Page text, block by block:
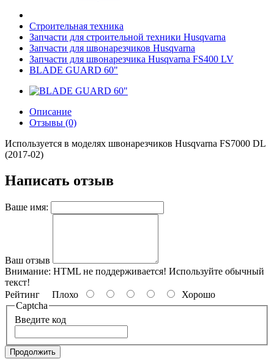
Строительная техника
Запчасти для строительной техники Husqvarna
Запчасти для швонарезчиков Husqvarna
Запчасти для швонарезчика Husqvarna FS400 LV
BLADE GUARD 60"
Описание
Отзывы (0)
Используется в моделях швонарезчиков Husqvarna FS7000 DL
(2017-02)
Написать отзыв
Ваше имя:
Ваш отзыв
Внимание: HTML не поддерживается! Используйте обычный
текст!
Рейтинг Плохо
Хорошо
Captcha
Введите код
Продолжить